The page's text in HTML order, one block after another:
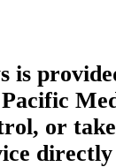
is
or